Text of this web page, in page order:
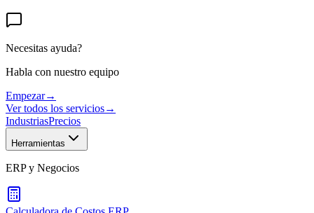
Necesitas ayuda?
Habla con nuestro equipo
Empezar→
Ver todos los servicios→
IndustriasPrecios
Herramientas
ERP y Negocios